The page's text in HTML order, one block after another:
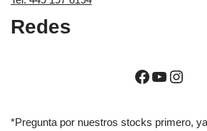
Redes
*Pregunta por nuestros stocks primero,